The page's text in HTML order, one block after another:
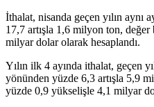
İthalat, nisanda geçen yılın aynı
17,7 artışla 1,6 milyon ton, değer
milyar dolar olarak hesaplandı.
Yılın ilk 4 ayında ithalat, geçen
yönünden yüzde 6,3 artışla 5,9
yüzde 0,9 yükselişle 4,1 milyar